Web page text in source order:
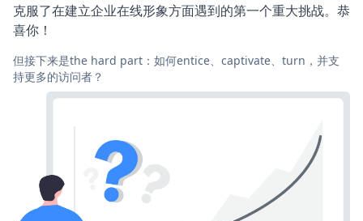
克服了在建立企业在线形象方面遇到的第一个重大挑战。恭
喜你！
但接下来是the hard part：如何entice、captivate、turn，并支
持更多的访问者？